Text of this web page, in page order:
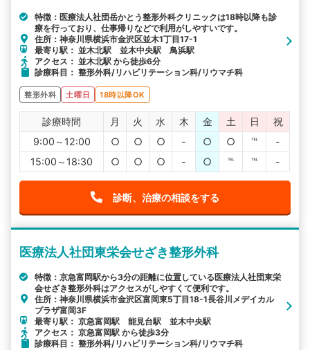
特徴：医療法人社団岳かとう整形外科クリニックは18時以降も診
療を行っており、仕事帰りなどで利用がしやすいです。
住所：神奈川県横浜市金沢区並木1丁目17-1
最寄り駅： 並木北駅 並木中央駅 鳥浜駅
アクセス： 並木北駅 から徒歩6分
診療科目： 整形外科/リハビリテーション科/リウマチ科
整形外科 土曜日 18時以降OK
診療時間 月 火 水 木 金 土 日
祝
9:00～12:00
○ ○ ○ - ○ ○ ℡
-
15:00～18:30
○ ○ ○ - ○ ℡ ℡ -
診断、治療の相談をする
医療法人社団東栄会せざき整形外科
特徴：京急富岡駅から3分の距離に位置している医療法人社団東栄
会せざき整形外科はアクセスがしやすくて便利です。
住所：神奈川県横浜市金沢区富岡東5丁目18-1長谷川メデイカル
プラザ富岡3F
最寄り駅： 京急富岡駅 能見台駅 並木中央駅
アクセス： 京急富岡駅 から徒歩3分
診療科目： 整形外科/リハビリテーション科/リウマチ科